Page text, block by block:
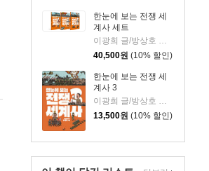
한눈에 보는 전쟁 세
계사 세트
이광희 글/방상호 그림
40,500원 (10% 할인)
한눈에 보는 전쟁 세
계사 3
이광희 글/방상호 그림
13,500원 (10% 할인)